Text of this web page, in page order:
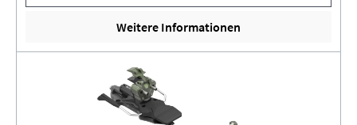
Weitere Informationen